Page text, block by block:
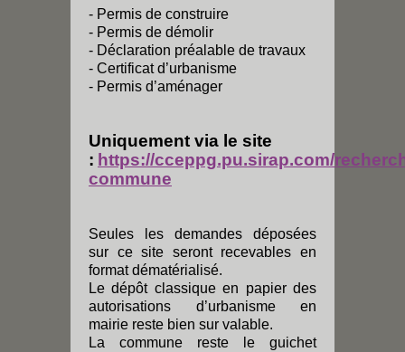
- Permis de construire
- Permis de démolir
- Déclaration préalable de travaux
- Certificat d’urbanisme
- Permis d’aménager
Uniquement via le site
: https://cceppg.pu.sirap.com/
commune
Seules les demandes déposées
sur ce site seront recevables en
format dématérialisé.
Le dépôt classique en papier des
autorisations d’urbanisme en
mairie reste bien sur valable.
La commune reste le guichet